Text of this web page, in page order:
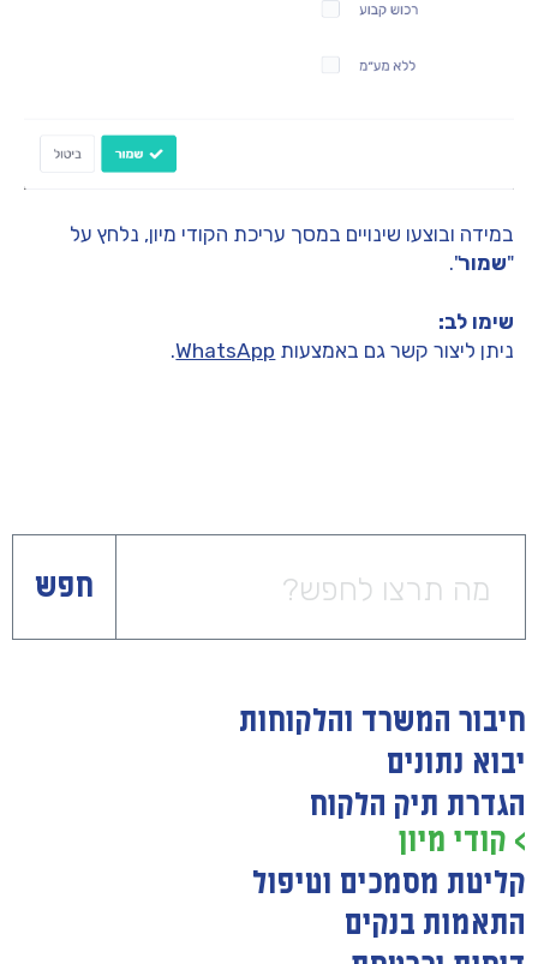
במידה ובוצעו שינויים במסך עריכת הקודי מיון, נלחץ על
"שמור".
שימו לב:
ניתן ליצור קשר גם באמצעות WhatsApp
.
חפש
חיבור המשרד והלקוחות
יבוא נתונים
הגדרת תיק הלקוח
> קודי מיון
קליטת מסמכים וטיפול
התאמות בנקים